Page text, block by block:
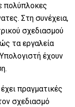
πολύπλοκες
Στη συνέχεια,
σχεδιασμού
τα εργαλεία
έχουν
πραγματικές
σχεδιασμό